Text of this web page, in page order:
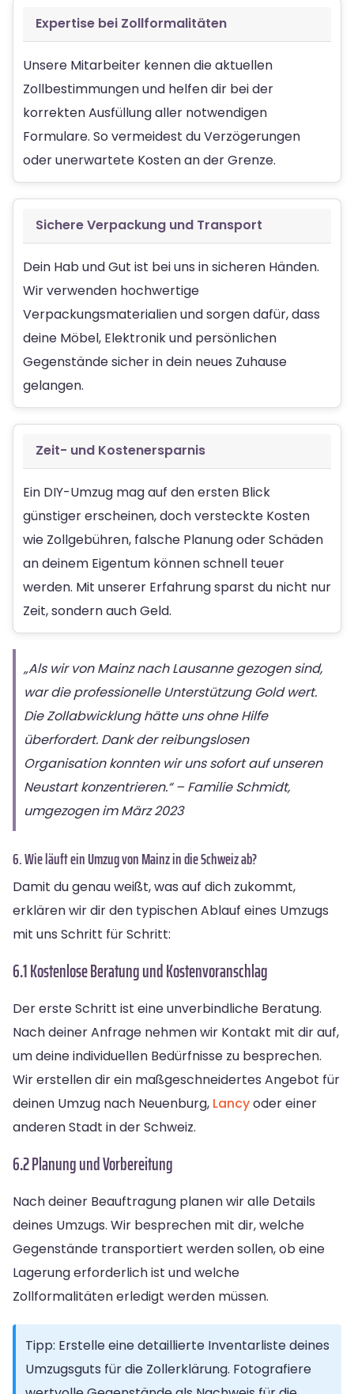
Expertise bei Zollformalitäten
Unsere Mitarbeiter kennen die aktuellen
Zollbestimmungen und helfen dir bei der
korrekten Ausfüllung aller notwendigen
Formulare. So vermeidest du Verzögerungen
oder unerwartete Kosten an der Grenze.
Sichere Verpackung und Transport
Dein Hab und Gut ist bei uns in sicheren Händen.
Wir verwenden hochwertige
Verpackungsmaterialien und sorgen dafür, dass
deine Möbel, Elektronik und persönlichen
Gegenstände sicher in dein neues Zuhause
gelangen.
Zeit- und Kostenersparnis
Ein DIY-Umzug mag auf den ersten Blick
günstiger erscheinen, doch versteckte Kosten
wie Zollgebühren, falsche Planung oder Schäden
an deinem Eigentum können schnell teuer
werden. Mit unserer Erfahrung sparst du nicht nur
Zeit, sondern auch Geld.
„Als wir von Mainz nach Lausanne gezogen sind,
war die professionelle Unterstützung Gold wert.
Die Zollabwicklung hätte uns ohne Hilfe
überfordert. Dank der reibungslosen
Organisation konnten wir uns sofort auf unseren
Neustart konzentrieren.“ – Familie Schmidt,
umgezogen im März 2023
6. Wie läuft ein Umzug von Mainz in die Schweiz ab?
Damit du genau weißt, was auf dich zukommt,
erklären wir dir den typischen Ablauf eines Umzugs
mit uns Schritt für Schritt:
6.1 Kostenlose Beratung und Kostenvoranschlag
Der erste Schritt ist eine unverbindliche Beratung.
Nach deiner Anfrage nehmen wir Kontakt mit dir auf,
um deine individuellen Bedürfnisse zu besprechen.
Wir erstellen dir ein maßgeschneidertes Angebot für
deinen Umzug nach Neuenburg, Lancyoder einer
anderen Stadt in der Schweiz.
6.2 Planung und Vorbereitung
Nach deiner Beauftragung planen wir alle Details
deines Umzugs. Wir besprechen mit dir, welche
Gegenstände transportiert werden sollen, ob eine
Lagerung erforderlich ist und welche
Zollformalitäten erledigt werden müssen.
Tipp: Erstelle eine detaillierte Inventarliste deines
Umzugsguts für die Zollerklärung. Fotografiere